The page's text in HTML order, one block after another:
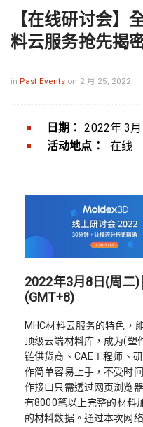
【在线研讨会】
料云服务抢先揭
inPast Events on 2 月 25, 2022
日期：
2022年 3月
活动地点：
在线
2022年3月8日(周二
(GMT+8)
MHC材料云服务的特色，
顶级云端材料库，成为(塑
链供货商、CAE工程师、
作简单容易上手，不受时
作接口只需透过网页浏览
有8000笔以上完整的材料
的材料数据。通过本次网